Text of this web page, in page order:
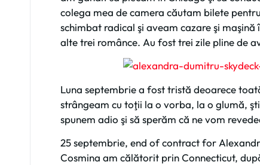
colega mea de camera căutam bilete
schimbat radical şi aveam cazare şi
alte trei românce. Au fost trei zile pline de
Luna septembrie a fost tristă deoarece
strângeam cu toţii la o vorba, la o glumă,
spunem adio şi să sperăm că ne vom
25 septembrie, end of contract for
Cosmina am călătorit prin Connecticut,